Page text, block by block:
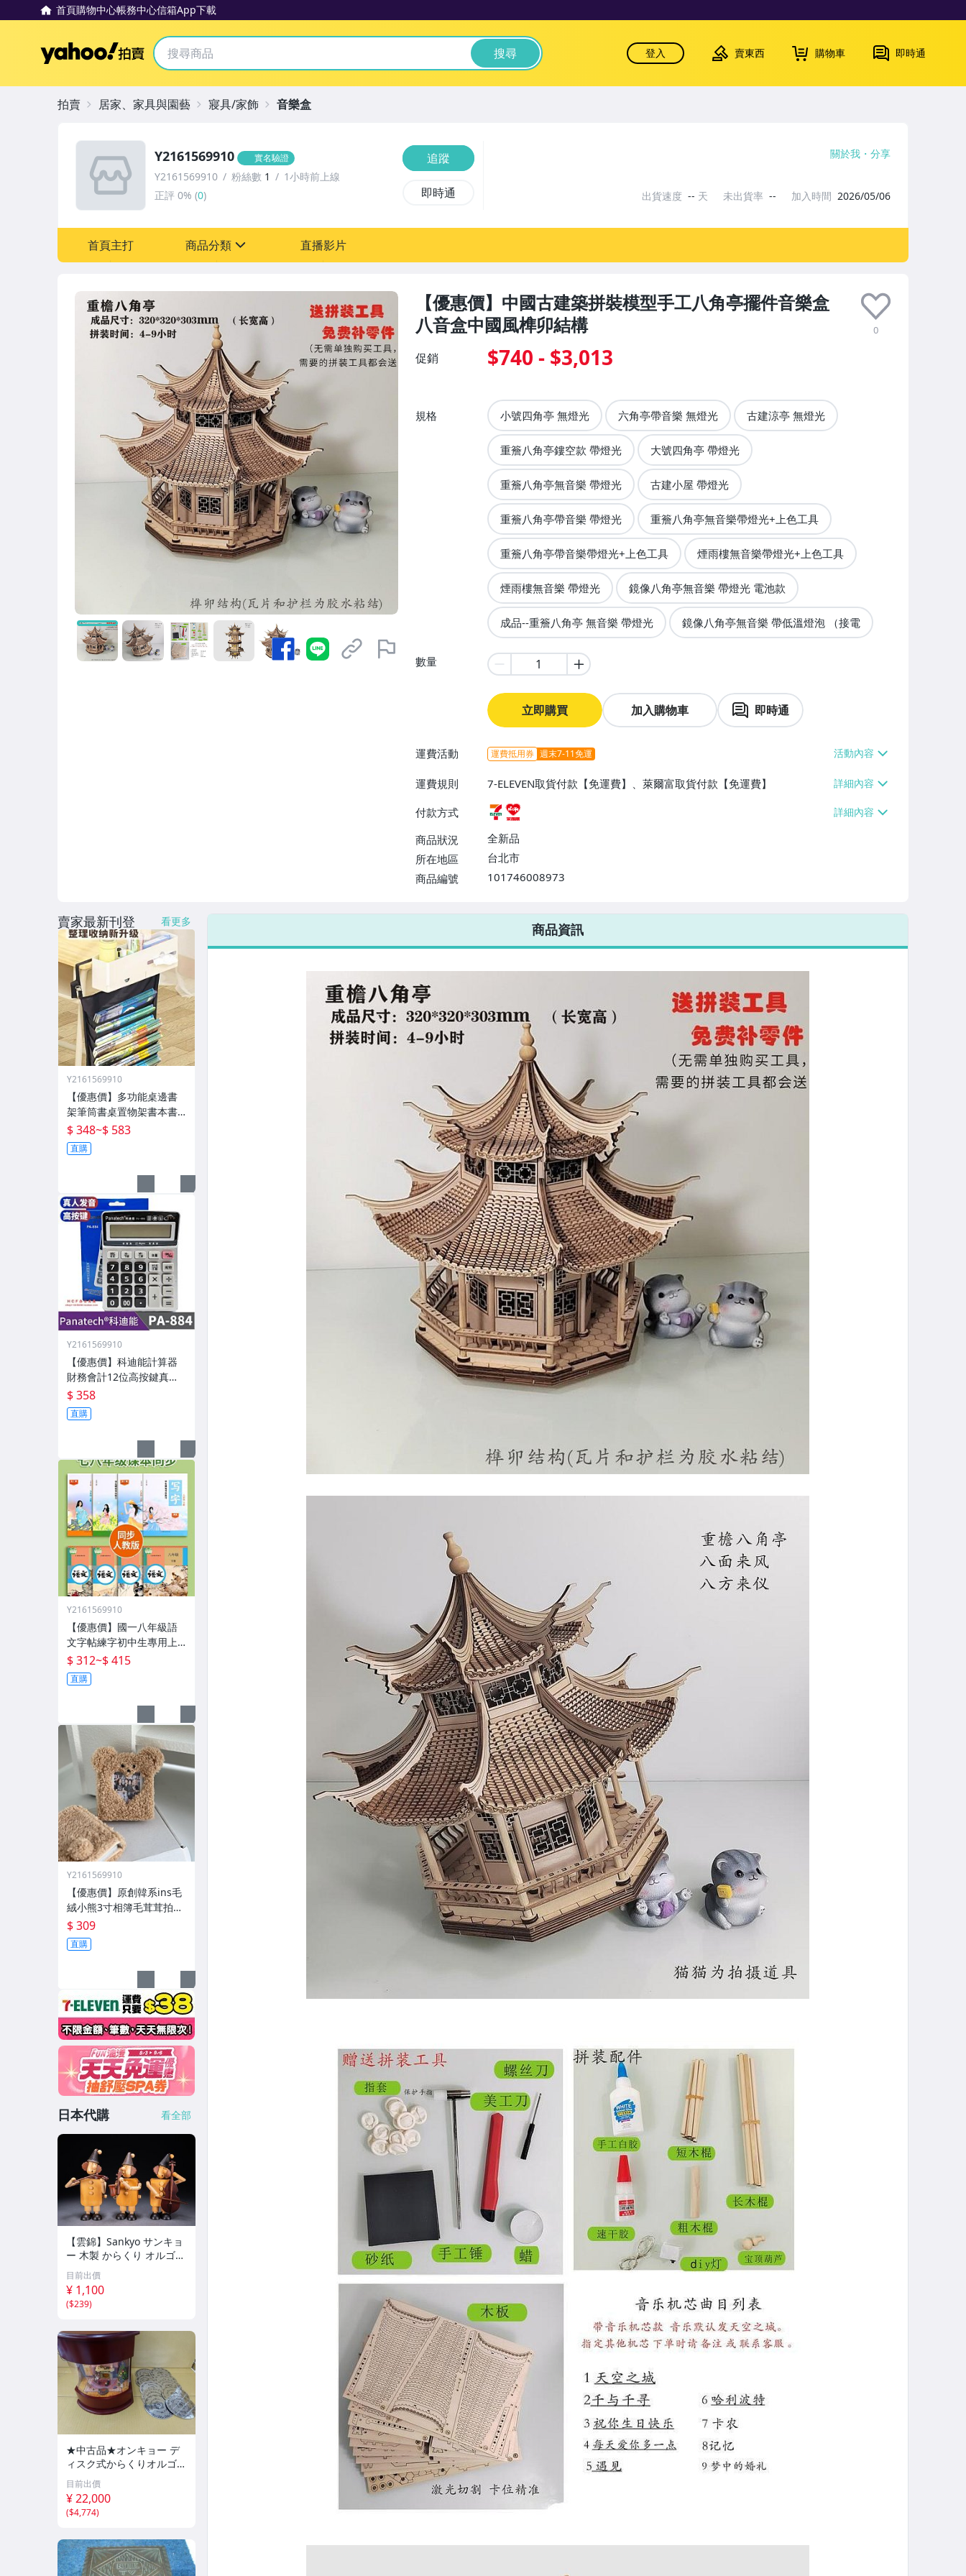
首頁購物中心帳務中心信箱App下載
Yahoo拍賣 搜尋 登入 賣東西 購物車 即時通
【優惠價】中國古建築拼裝模型手工八角亭擺件音樂盒
八音盒中國風榫卯結構
0
促銷 $740 - $3,013
規格 小號四角亭 無燈光 六角亭帶音樂 無燈光 古建涼亭 無燈光
重簷八角亭鏤空款 帶燈光 大號四角亭 帶燈光
重簷八角亭無音樂 帶燈光 古建小屋 帶燈光
重簷八角亭帶音樂 帶燈光 重簷八角亭無音樂帶燈光+上色工具
重簷八角亭帶音樂帶燈光+上色工具 煙雨樓無音樂帶燈光+上色工具
煙雨樓無音樂 帶燈光 鏡像八角亭無音樂 帶燈光 電池款
成品--重簷八角亭 無音樂 帶燈光 鏡像八角亭無音樂 帶低溫燈泡 （接電
數量
立即購買 加入購物車 即時通
運費活動 運費抵用券 週末7-11免運
運費規則
7-ELEVEN取貨付款【免運費】、萊爾富取貨付款【免運費】
付款方式
商品狀況
全新品
所在地區
台北市
商品編號
101746008973
7-ELEVEN 運費只要38元
不限金額、筆數，筆筆優惠無限次！
Y2161569910 實名驗證
Y2161569910 粉絲數 1
1小時前上線
正評 0% (0)
追蹤
即時通
關於我 分享
出貨速度 -- 天 未出貨率 -- 加入時間 2026/05/06
首頁主打 商品分類
圖書/影音/文具
古董、藝術與礦石
手機、配件與通訊
美容保養與彩妝
電腦、平板與周邊
相機、攝影與周邊
運動、戶外與休閒
電玩遊戲與主機
居家、家具與園藝
玩具、模型與公仔
直播影片
拍賣 居家、家具與園藝 寢具/家飾 音樂盒
商品資訊
賣家最新刊登 看更多
Y2161569910
【優惠價】多功能桌邊書
架筆筒書桌置物架書本書
立架閱讀架桌面神器整理
$ 348~$ 583
直購
Y2161569910
【優惠價】科迪能計算器
財務會計12位高按鍵真人
發音計算機財務會計用PA-
884
$ 358
直購
Y2161569910
【優惠價】國一八年級語
文字帖練字初中生專用上
冊下冊同步人教版練字帖
九年級衡水體鋼筆正楷楷
體初一每日一練中學生中
$ 312~$ 415
直購
Y2161569910
【優惠價】原創韓系ins毛
絨小熊3寸相簿毛茸茸拍立
得卡冊專輯小卡追星收納
冊
$ 309
直購
日本代購 看全部
【雲錦】Sankyo サンキョ
ー 木製 からくり オルゴー
ル 3体セット ピエロ 音楽
隊 バンド 置物 昭和レトロ
0725-241
目前出價
¥ 1,100
($239)
★中古品★オンキョー デ
ィスク式からくりオルゴー
ル クリスマス
目前出價
¥ 22,000
($4,774)